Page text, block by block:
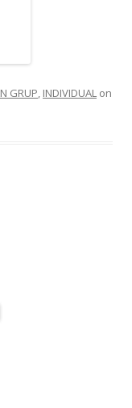
GRUP, INDIVIDUAL on